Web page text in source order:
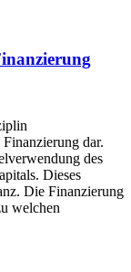
dar.
des
Dieses
Die Finanzierung
welchen